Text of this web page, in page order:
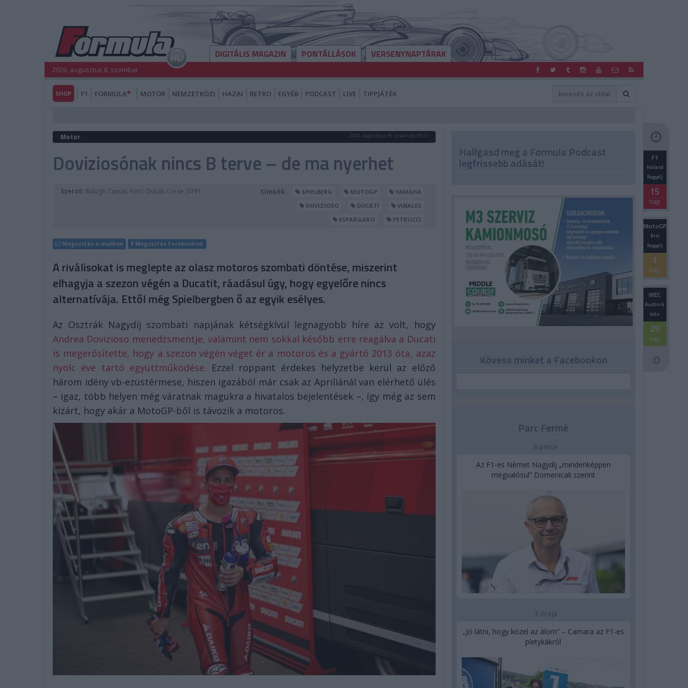
DIGITÁLIS MAGAZIN PONTÁLLÁSOK VERSENYNAPTÁRAK
2026. augusztus 8. szombat
SHOP F1 FORMULA MOTOR NEMZETKÖZI HAZAI RETRO EGYÉB PODCAST LIVE TIPPJÁTÉK
Motor 2020. augusztus 16. vasárnap, 09:13
Doviziosónak nincs B terve – de ma nyerhet
Szerző: Balogh Tamás; Fotó: Ducati Corse, DPPI Címkék: SPIELBERG MOTOGP
YAMAHA
DOVIZIOSO
DUCATI
VINALES
ESPARGARO
PETRUCCI
Megosztás e-mailben Megosztás Facebookon
A riválisokat is meglepte az olasz motoros szombati döntése, miszerint
elhagyja a szezon végén a Ducatit, ráadásul úgy, hogy egyelőre nincs
alternatívája. Ettől még Spielbergben ő az egyik esélyes.
Az Osztrák Nagydíj szombati napjának kétségkívül legnagyobb híre az volt, hogy
Andrea Dovizioso menedzsmentje, valamint nem sokkal később erre reagálva a Ducati
is megerősítette, hogy a szezon végén véget ér a motoros és a gyártó 2013 óta, azaz
nyolc éve tartó együttműködése. Ezzel roppant érdekes helyzetbe kerül az előző
három idény vb-ezüstérmese, hiszen igazából már csak az Apriliánál van elérhető ülés
– igaz, több helyen még váratnak magukra a hivatalos bejelentések –, így még az sem
kizárt, hogy akár a MotoGP-ből is távozik a motoros.
Hallgasd meg a Formula Podcast
legfrissebb adását! F1
Holland
Nagydíj
15
nap
MotoGP
Brit
Nagydíj
1
nap
WEC
Austini 6
órás
29
nap
Kövess minket a Facebookon
Parc Fermé
8 perce
Az F1-es Német Nagydíj „mindenképpen
megvalósul” Domenicali szerint
3 órája
„Jó látni, hogy közel az álom” – Camara az F1-es
pletykákról